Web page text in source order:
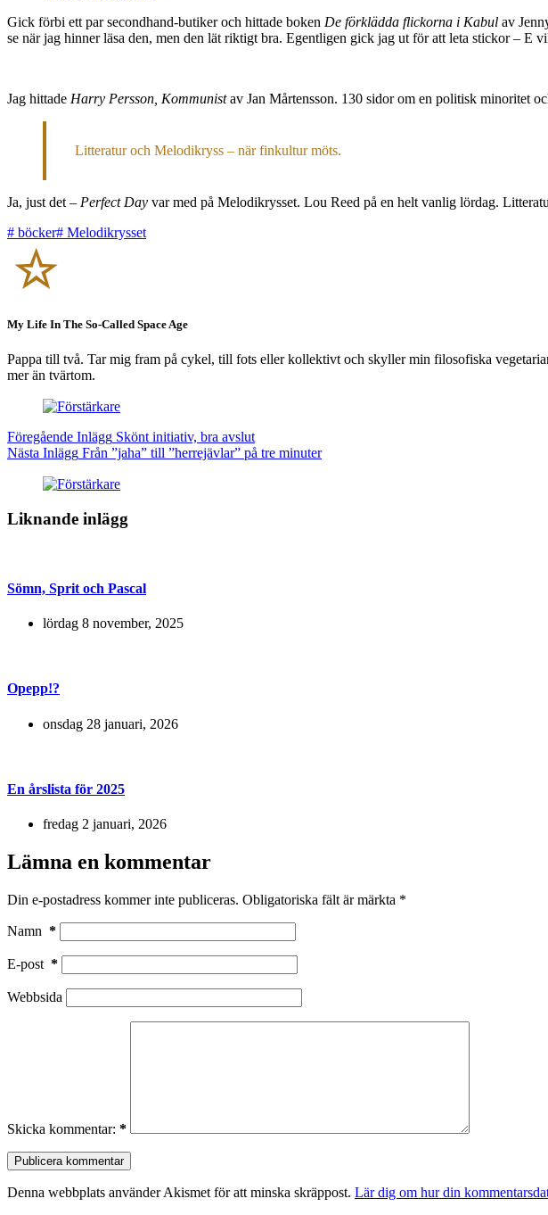
Gick förbi ett par secondhand-butiker och hittade boken De förklädda flickorna i Kabul av
se när jag hinner läsa den, men den lät riktigt bra. Egentligen gick jag ut för att leta stickor – E
Jag hittade Harry Persson, Kommunistav Jan Mårtensson. 130 sidor om en politisk minoritet
Litteratur och Melodikryss – när finkultur möts.
Ja, just det – Perfect Day var med på Melodikrysset. Lou Reed på en helt vanlig lördag.
# böcker# Melodikrysset
My Life In The So-Called Space Age
Pappa till två. Tar mig fram på cykel, till fots eller kollektivt och skyller min filosofiska
mer än tvärtom.
Föregående Inlägg Skönt initiativ, bra avslut
Nästa Inlägg Från ”jaha” till ”herrejävlar” på tre minuter
Liknande inlägg
Sömn, Sprit och Pascal
lördag 8 november, 2025
Opepp!?
onsdag 28 januari, 2026
En årslista för 2025
fredag 2 januari, 2026
Lämna en kommentar
Din e-postadress kommer inte publiceras. Obligatoriska fält är märkta *
Namn *
E-post *
Webbsida
Skicka kommentar: *
Publicera kommentar
Denna webbplats använder Akismet för att minska skräppost. Lär dig om hur din